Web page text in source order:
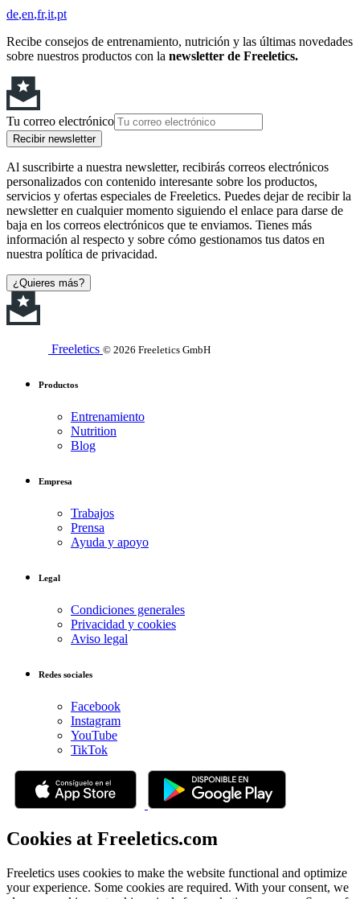
de en fr it pt
Recibe consejos de entrenamiento, nutrición y las últimas novedades
sobre nuestros productos con la newsletter de Freeletics.
Tu correo electrónico
Recibir newsletter
Al suscribirte a nuestra newsletter, recibirás correos electrónicos
personalizados con contenido interesante sobre los productos,
servicios y ofertas especiales de Freeletics. Puedes dejar de recibir la
newsletter en cualquier momento siguiendo el enlace para darse de
baja en los correos electrónicos que te enviamos. Tienes más
información al respecto y sobre cómo gestionamos tus datos en
nuestra política de privacidad.
¿Quieres más?
Freeletics © 2026 Freeletics GmbH
Productos
Entrenamiento
Nutrition
Blog
Empresa
Trabajos
Prensa
Ayuda y apoyo
Legal
Condiciones generales
Privacidad y cookies
Aviso legal
Redes sociales
Facebook
Instagram
YouTube
TikTok
Cookies at Freeletics.com
Freeletics uses cookies to make the website functional and optimize
your experience. Some cookies are required. With your consent, we